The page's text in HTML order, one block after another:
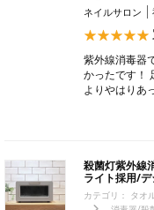
ネイルサロン
紫外線消毒器
かったです！
よりやはりあ
殺菌灯紫外線
ライト採用/デ
カテゴリ： タオ